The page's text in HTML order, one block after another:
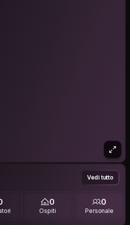
Vedi tutto
0
Ospiti
0
Personale